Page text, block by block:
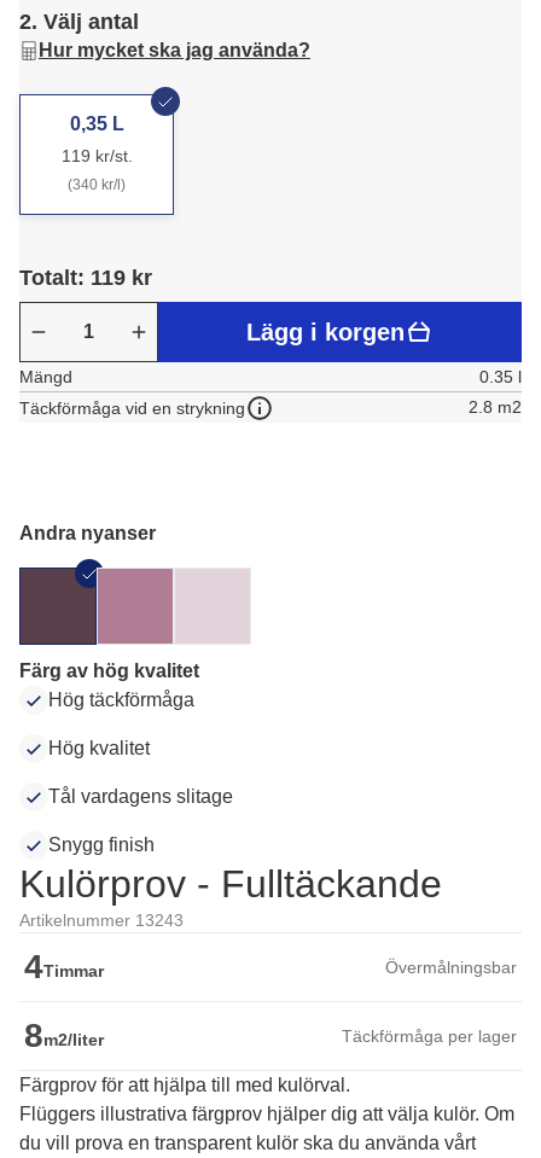
2. Välj antal
Hur mycket ska jag använda?
0,35 L
119 kr/st.
(340 kr/l)
Totalt: 119 kr
Lägg i korgen
Mängd
0.35 l
Täckförmåga vid en strykning
2.8 m2
Andra nyanser
Färg av hög kvalitet
Hög täckförmåga
Hög kvalitet
Tål vardagens slitage
Snygg finish
Kulörprov - Fulltäckande
Artikelnummer 13243
4Timmar Övermålningsbar
8m2/liter Täckförmåga per lager
Färgprov för att hjälpa till med kulörval.
Flüggers illustrativa färgprov hjälper dig att välja kulör. Om
du vill prova en transparent kulör ska du använda vårt